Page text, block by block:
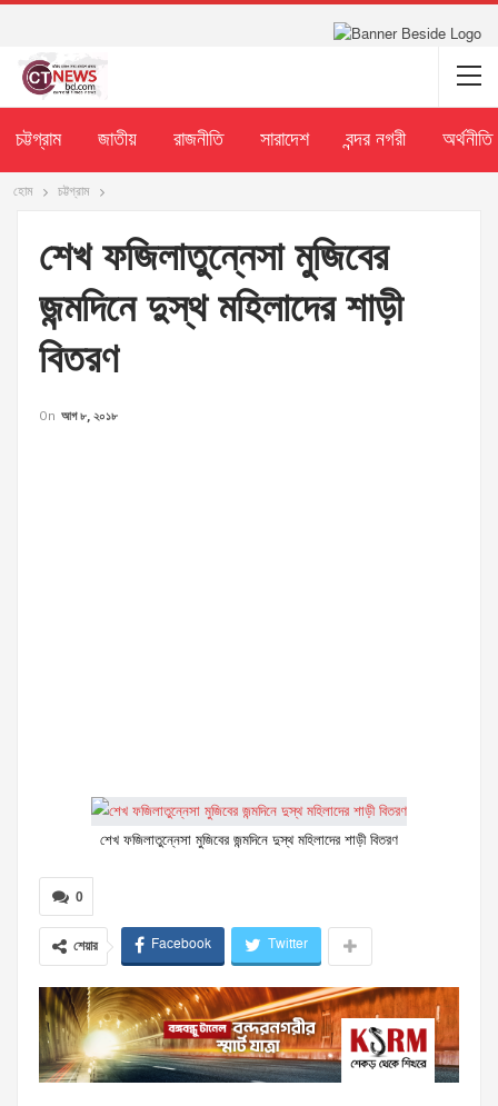
চট্টগ্রাম জাতীয় রাজনীতি সারাদেশ বন্দর নগরী অর্থনীতি
হোম চট্টগ্রাম
শেখ ফজিলাতুন্নেসা মুজিবের
জন্মদিনে দুস্থ মহিলাদের শাড়ী
বিতরণ
On আগ ৮, ২০১৮
শেখ ফজিলাতুন্নেসা মুজিবের জন্মদিনে দুস্থ মহিলাদের শাড়ী বিতরণ
0
শেয়ার Facebook Twitter